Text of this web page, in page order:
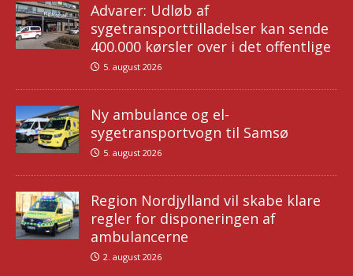
Advarer: Udløb af
sygetransporttilladelser kan sende
400.000 kørsler over i det offentlige
5. august 2026
Ny ambulance og el-
sygetransportvogn til Samsø
5. august 2026
Region Nordjylland vil skabe klare
regler for disponeringen af
ambulancerne
2. august 2026